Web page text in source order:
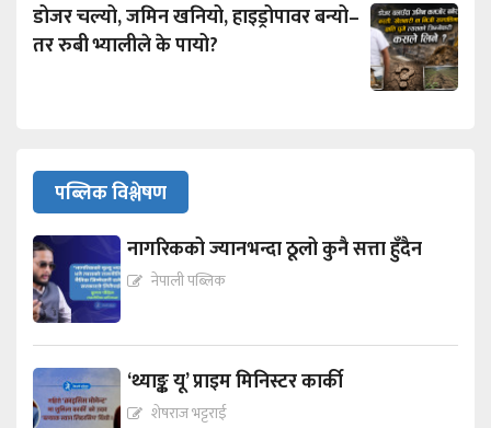
डोजर चल्यो, जमिन खनियो, हाइड्रोपावर बन्यो–
तर रुबी भ्यालीले के पायो?
पब्लिक विश्लेषण
नागरिकको ज्यानभन्दा ठूलो कुनै सत्ता हुँदैन
नेपाली पब्लिक
‘थ्याङ्क यू’ प्राइम मिनिस्टर कार्की
शेषराज भट्टराई